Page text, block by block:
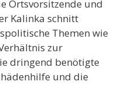
Ortsvorsitzende und
Kalinka schnitt
Themen wie
zur
dringend benötigte
und die